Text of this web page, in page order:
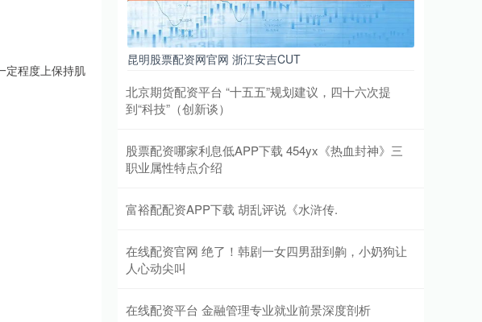
定程度上保持肌
昆明股票配资网官网 浙江安吉CUT
北京期货配资平台 “十五五”规划建议，四十六次提
到“科技”（创新谈）
股票配资哪家利息低APP下载 454yx《热血封神》三
职业属性特点介绍
富裕配配资APP下载 胡乱评说《水浒传.
在线配资官网 绝了！韩剧一女四男甜到齁，小奶狗让
人心动尖叫
在线配资平台 金融管理专业就业前景深度剖析